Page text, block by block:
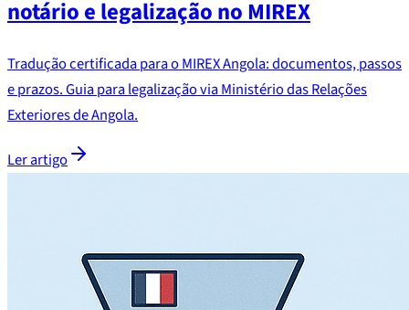
notário e legalização no MIREX
Tradução certificada para o MIREX Angola: documentos, passos
e prazos. Guia para legalização via Ministério das Relações
Exteriores de Angola.
Ler artigo